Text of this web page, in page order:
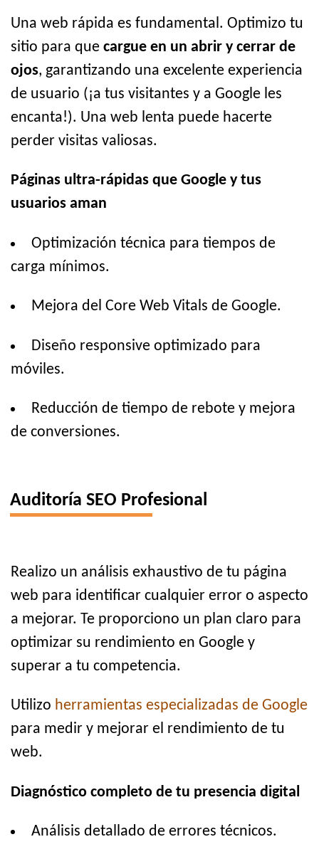
Una web rápida es fundamental. Optimizo tu
sitio para que cargue en un abrir y cerrar de
ojos, garantizando una excelente experiencia
de usuario (¡a tus visitantes y a Google les
encanta!). Una web lenta puede hacerte
perder visitas valiosas.
Páginas ultra-rápidas que Google y tus
usuarios aman
Optimización técnica para tiempos de
carga mínimos.
Mejora del Core Web Vitals de Google.
Diseño responsive optimizado para
móviles.
Reducción de tiempo de rebote y mejora
de conversiones.
Auditoría SEO Profesional
Realizo un análisis exhaustivo de tu página
web para identificar cualquier error o aspecto
a mejorar. Te proporciono un plan claro para
optimizar su rendimiento en Google y
superar a tu competencia.
Utilizo herramientas especializadas de Google
para medir y mejorar el rendimiento de tu
web.
Diagnóstico completo de tu presencia digital
Análisis detallado de errores técnicos.